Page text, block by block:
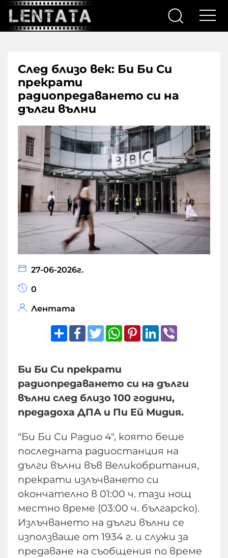
След близо век: Би Би Си
прекрати
радиопредаването си на
дълги вълни
27-06-2026г.
0
Лентата
ShareFacebook
TwitterWhatsApp
Pinterest
LinkedIn
Би Би Си прекрати
радиопредаването си на дълги
вълни след близо 100 години,
предадоха ДПА и Пи Ей Мидия.
"Би Би Си Радио 4", която беше
последната радиостанция на
дълги вълни във Великобритания,
прекрати излъчването си
окончателно в 01:00 ч. тази нощ
местно време (03:00 ч. българско).
Излъчването на дълги вълни се
използваше от 1934 г. и служи за
предаване на съобщения по време